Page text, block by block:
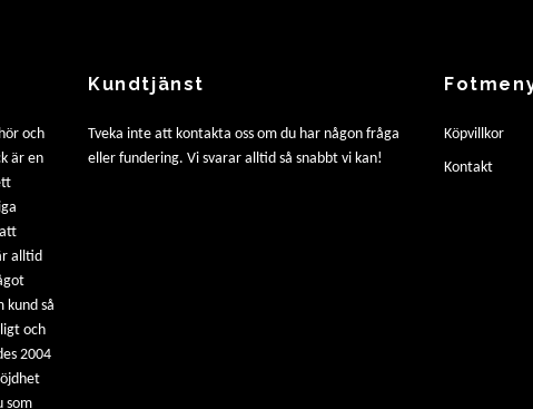
och
är en
alltid
kund så
och
2004
som
Kundtjänst
Tveka inte att kontakta oss om du har någon fråga
eller fundering. Vi svarar alltid så snabbt vi kan!
Köpvillkor
Kontakt